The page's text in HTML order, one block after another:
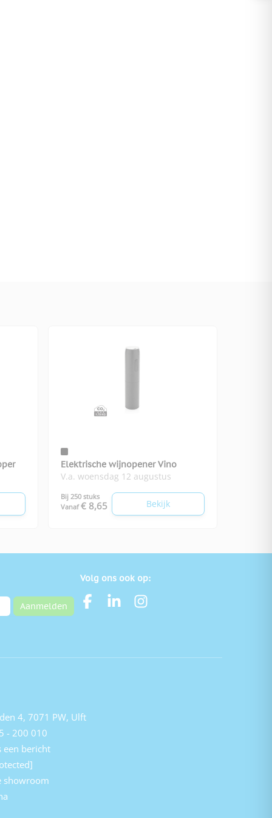
Elektrische wijnopener Vino
V.a. woensdag 12 augustus
Bij 250 stuks
Vanaf € 8,65 Bekijk
Aanmelden
Volg ons ook op:
4, 7071 PW, Ulft
- 200 010
een bericht
showroom